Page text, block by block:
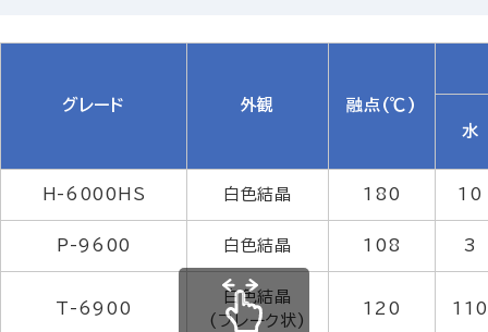
グレード 外観
融点(℃)
水
H-6000HS 白色結晶 180 10
P-9600 白色結晶 108 3
T-6900
白色結晶
(フレーク状)
120 110